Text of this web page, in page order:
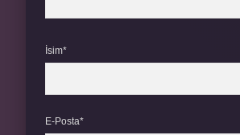
İsim*
E-Posta*